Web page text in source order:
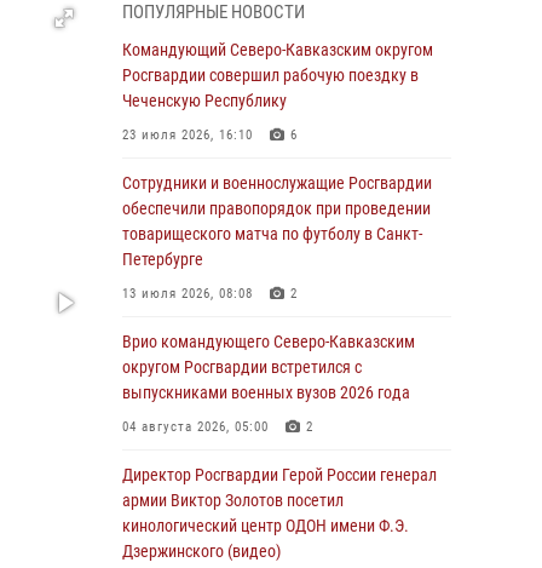
И.К. Яковлева
06 августа 2026, 13:24
Росгвардейцы задержали мужчину,
открывшего стрельбу в Подмосковье (видео)
Росгвардейцы провели выставку вооружения
для участников сбора «Гвардеец» в Пензе
(видео)
06 августа 2026, 12:00
В Курске росгвардейцы приняли участие в
митинге, посвященном второй годовщине
вторжения ВСУ на территорию области
06 августа 2026, 11:56 4
В Санкт-Петербурге наряд Росгвардии
задержал правонарушителя, угрожавшего
подростку травматическим пистолетом
06 августа 2026, 11:33
ПОПУЛЯРНЫЕ НОВОСТИ
Командующий Северо-Кавказским округом
Росгвардии совершил рабочую поездку в
Чеченскую Республику
23 июля 2026, 16:10 6
Сотрудники и военнослужащие Росгвардии
обеспечили правопорядок при проведении
товарищеского матча по футболу в Санкт-
Петербурге
13 июля 2026, 08:08 2
Врио командующего Северо-Кавказским
округом Росгвардии встретился с
выпускниками военных вузов 2026 года
04 августа 2026, 05:00 2
Директор Росгвардии Герой России генерал
армии Виктор Золотов посетил
кинологический центр ОДОН имени Ф.Э.
Дзержинского (видео)